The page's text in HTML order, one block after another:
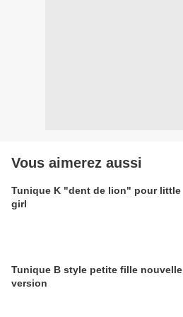
Vous aimerez aussi
Tunique K "dent de lion" pour little
girl
Tunique B style petite fille nouvelle
version